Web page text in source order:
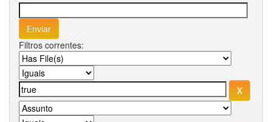
Filtros correntes: